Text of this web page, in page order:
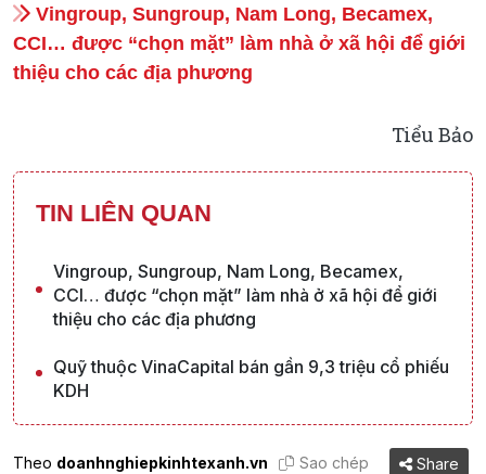
Vingroup, Sungroup, Nam Long, Becamex,
CCI… được “chọn mặt” làm nhà ở xã hội để giới
thiệu cho các địa phương
Tiểu Bảo
TIN LIÊN QUAN
Vingroup, Sungroup, Nam Long, Becamex,
CCI… được “chọn mặt” làm nhà ở xã hội để giới
thiệu cho các địa phương
Quỹ thuộc VinaCapital bán gần 9,3 triệu cổ phiếu
KDH
Theo doanhnghiepkinhtexanh.vn Sao chép Share